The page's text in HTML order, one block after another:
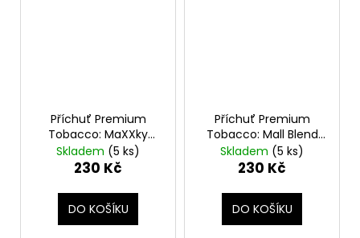
Příchuť Premium
Tobacco: MaXXky
Green objem 10ml
tabáková nálepka
Skladem (5 ks)
230 Kč
DO KOŠÍKU
Příchuť Premium
Tobacco: Mall Blend
objem 10ml tabáková
nálepka Kolek Q
Skladem (5 ks)
230 Kč
DO KOŠÍKU